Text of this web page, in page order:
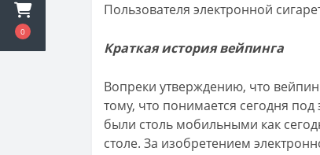
0
Пользователя электронной
Краткая история вейпинга
Вопреки утверждению, что
тому, что понимается сегодня
были столь мобильными как
столе. За изобретением